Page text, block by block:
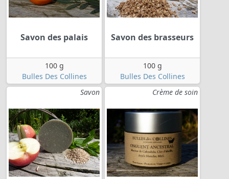
Savon des palais
100 g
Bulles Des Collines
Savon des brasseurs
100 g
Bulles Des Collines
Savon
Crème de soin